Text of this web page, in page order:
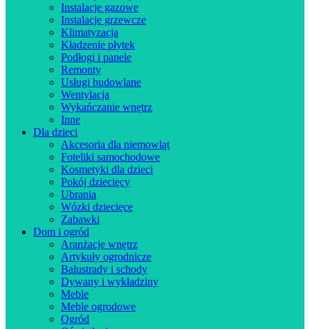
Instalacje gazowe
Instalacje grzewcze
Klimatyzacja
Kładzenie płytek
Podłogi i panele
Remonty
Usługi budowlane
Wentylacja
Wykańczanie wnętrz
Inne
Dla dzieci
Akcesoria dla niemowląt
Foteliki samochodowe
Kosmetyki dla dzieci
Pokój dziecięcy
Ubrania
Wózki dziecięce
Zabawki
Dom i ogród
Aranżacje wnętrz
Artykuły ogrodnicze
Balustrady i schody
Dywany i wykładziny
Meble
Meble ogrodowe
Ogród